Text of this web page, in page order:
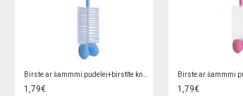
Birstīšu komplekts 735/03 grey
3,29€
Birstīšu komplekts
3,29€